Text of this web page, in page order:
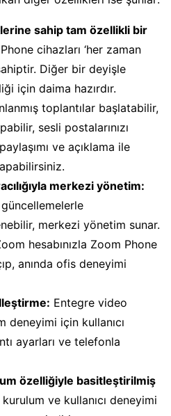
sahip tam özellikli bir
cihazları ‘her zaman
Diğer bir deyişle
için daima hazırdır.
toplantılar başlatabilir,
sesli postalarınızı
ve açıklama ile
merkezi yönetim:
merkezi yönetim sunar.
hesabınızla Zoom Phone
anında ofis deneyimi
Entegre video
için kullanıcı
ayarları ve telefonla
özelliğiyle basitleştirilmiş
ve kullanıcı deneyimi